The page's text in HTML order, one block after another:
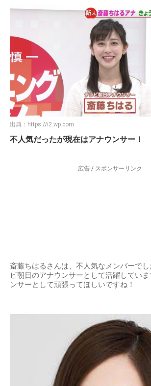
出典： https://i2.wp.com
不人気だったが現在はアナウンサー！
広告 / スポンサーリンク
斎藤ちはるさんは、不人気なメンバーで
ビ朝日のアナウンサーとして活躍してい
ンサーとして頑張ってほしいですね！